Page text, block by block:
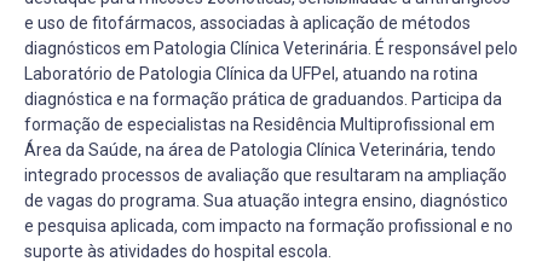
e uso de fitofármacos, associadas à aplicação de métodos
diagnósticos em Patologia Clínica Veterinária. É responsável pelo
Laboratório de Patologia Clínica da UFPel, atuando na rotina
diagnóstica e na formação prática de graduandos. Participa da
formação de especialistas na Residência Multiprofissional em
Área da Saúde, na área de Patologia Clínica Veterinária, tendo
integrado processos de avaliação que resultaram na ampliação
de vagas do programa. Sua atuação integra ensino, diagnóstico
e pesquisa aplicada, com impacto na formação profissional e no
suporte às atividades do hospital escola.